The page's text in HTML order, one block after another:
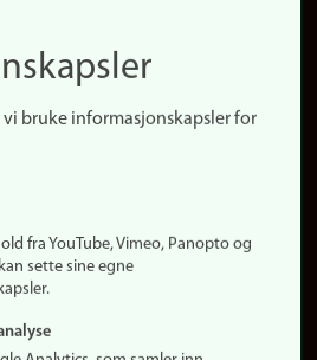
bruke informasjonskapsler for
fra YouTube, Vimeo, Panopto og
sette sine egne